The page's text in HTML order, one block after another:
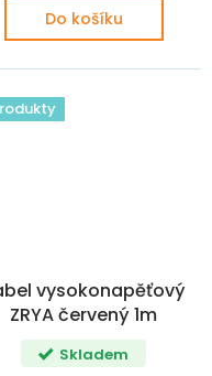
Do košíku
vysokonapěťový
ZRYA červený 1m
Skladem